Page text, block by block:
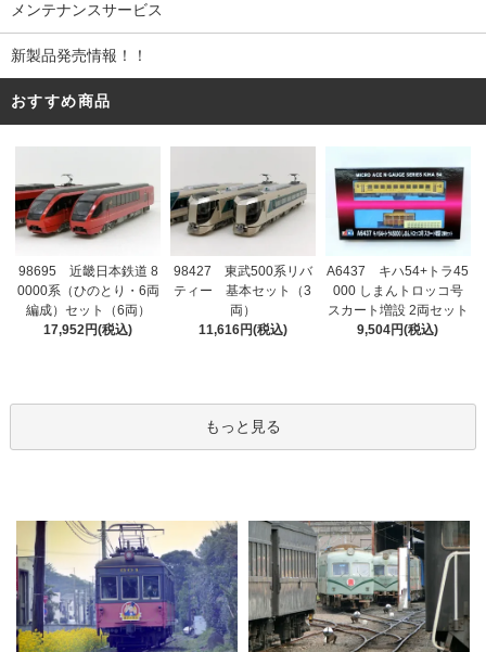
メンテナンスサービス
新製品発売情報！！
おすすめ商品
98695 近畿日本鉄道 8
0000系（ひのとり・6両
編成）セット（6両）
17,952円(税込)
98427 東武500系リバ
ティー 基本セット（3
両）
11,616円(税込)
A6437 キハ54+トラ45
000 しまんトロッコ号
スカート増設 2両セット
9,504円(税込)
もっと見る